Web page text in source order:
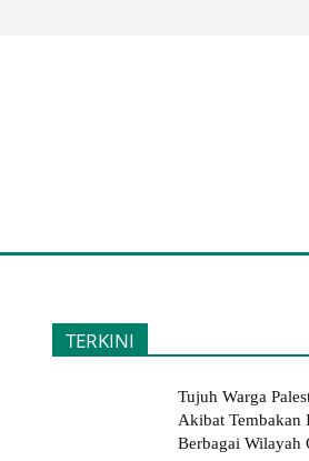
TERKINI
Tujuh Warga
Akibat Tembakan
Berbagai Wilayah